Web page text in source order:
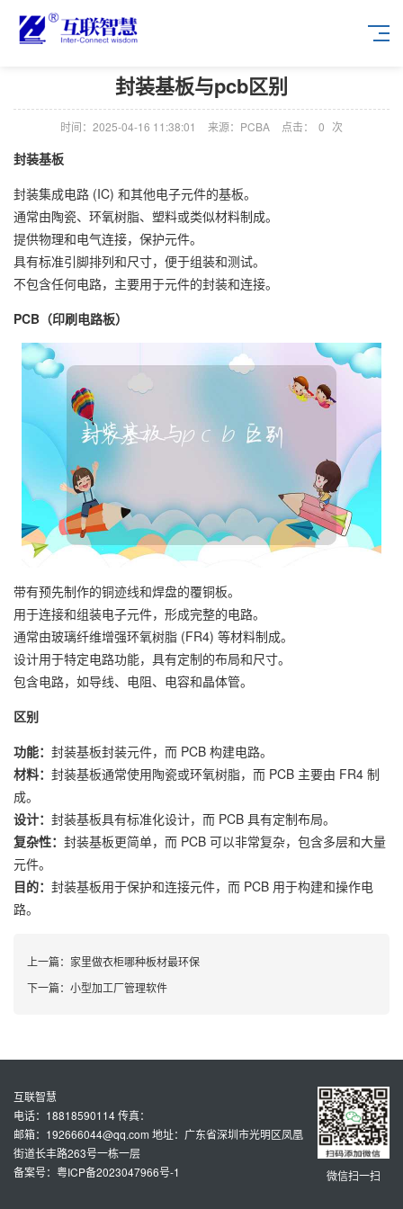
封装基板与pcb区别
时间：2025-04-16 11:38:01 来源：PCBA 点击： 0 次
封装基板
封装集成电路 (IC) 和其他电子元件的基板。
通常由陶瓷、环氧树脂、塑料或类似材料制成。
提供物理和电气连接，保护元件。
具有标准引脚排列和尺寸，便于组装和测试。
不包含任何电路，主要用于元件的封装和连接。
PCB（印刷电路板）
带有预先制作的铜迹线和焊盘的覆铜板。
用于连接和组装电子元件，形成完整的电路。
通常由玻璃纤维增强环氧树脂 (FR4) 等材料制成。
设计用于特定电路功能，具有定制的布局和尺寸。
包含电路，如导线、电阻、电容和晶体管。
区别
功能： 封装基板封装元件，而 PCB 构建电路。
材料： 封装基板通常使用陶瓷或环氧树脂，而 PCB 主要由 FR4 制
成。
设计： 封装基板具有标准化设计，而 PCB 具有定制布局。
复杂性： 封装基板更简单，而 PCB 可以非常复杂，包含多层和大量
元件。
目的： 封装基板用于保护和连接元件，而 PCB 用于构建和操作电
路。
上一篇： 家里做衣柜哪种板材最环保
下一篇： 小型加工厂管理软件
微信扫一扫
互联智慧
电话：18818590114 传真：
邮箱：192666044@qq.com 地址：广东省深圳市光明区凤凰
街道长丰路263号一栋一层
备案号：粤ICP备2023047966号-1